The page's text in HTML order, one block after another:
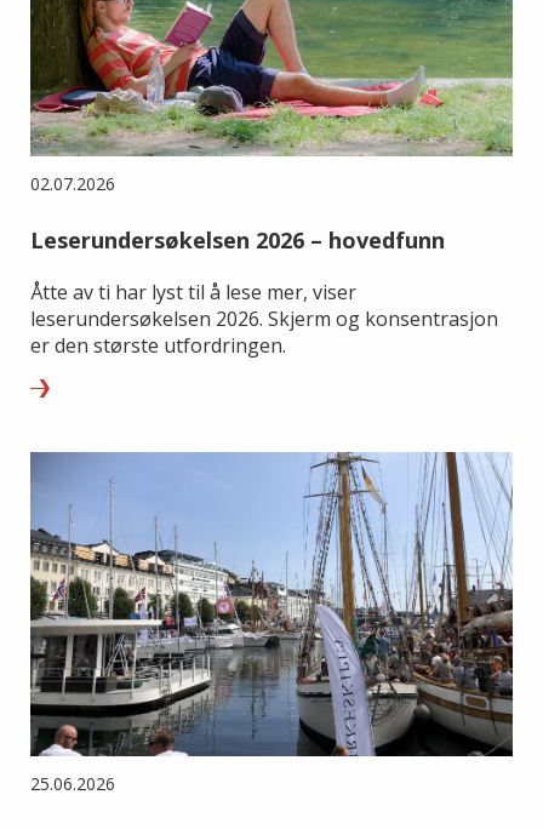
02.07.2026
Leserundersøkelsen 2026 – hovedfunn
Åtte av ti har lyst til å lese mer, viser
leserundersøkelsen 2026. Skjerm og konsentrasjon
er den største utfordringen.
25.06.2026